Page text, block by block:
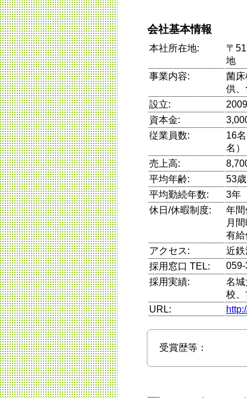
会社基本情報
本社所在地:
〒
地
事業内容:
菌
供、
設立:
資本金:
従業員数:
16
名）
売上高:
平均年齢:
53歳
平均勤続年数:
3年
休日/休暇制度:
年間
月
有給
アクセス:
近
採用窓口 TEL:
採用実績:
名
校
URL:
受賞歴等：